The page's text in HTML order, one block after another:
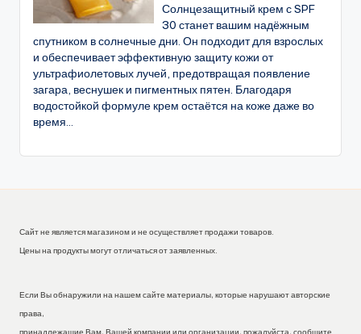
Солнцезащитный крем с SPF
30 станет вашим надёжным
спутником в солнечные дни. Он подходит для взрослых
и обеспечивает эффективную защиту кожи от
ультрафиолетовых лучей, предотвращая появление
загара, веснушек и пигментных пятен. Благодаря
водостойкой формуле крем остаётся на коже даже во
время...
Сайт не является магазином и не осуществляет продажи товаров.
Цены на продукты могут отличаться от заявленных.
Если Вы обнаружили на нашем сайте материалы, которые нарушают авторские
права,